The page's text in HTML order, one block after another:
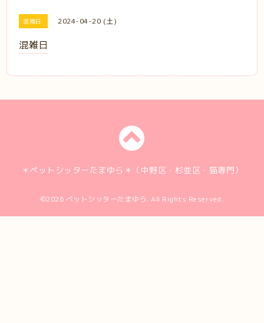
混雑日 2024-04-20 (土)
混雑日
＊ペットシッターたまゆら＊（中野区・杉並区・猫専門）
©2026 ペットシッターたまゆら. All Rights Reserved.